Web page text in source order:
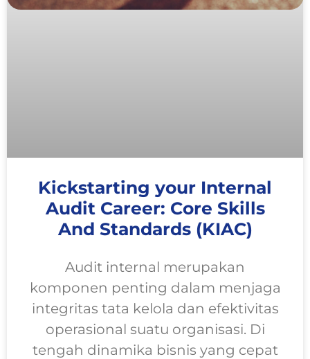
Kickstarting your Internal
Audit Career: Core Skills
And Standards (KIAC)
Audit internal merupakan
komponen penting dalam menjaga
integritas tata kelola dan efektivitas
operasional suatu organisasi. Di
tengah dinamika bisnis yang cepat